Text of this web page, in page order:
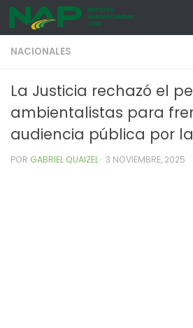
Skip to content
NACIONALES
La Justicia rechazó el
ambientalistas para
audiencia pública por
POR GABRIEL QUAIZEL · 3 NOVIEMBRE, 2025